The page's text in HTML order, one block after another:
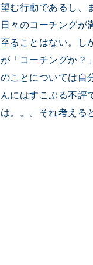
望む行動であるし、
日々のコーチングが
至ることはない。し
が「コーチングか？
のことについては自
んにはすこぶる不評
は。。。それ考える